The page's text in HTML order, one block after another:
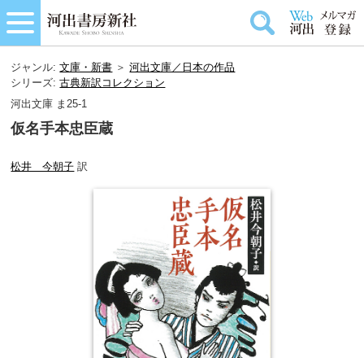
ジャンル:文庫・新書 ＞河出文庫／日本の作品
シリーズ:古典新訳コレクション
河出文庫 ま25-1
仮名手本忠臣蔵
松井 今朝子 訳